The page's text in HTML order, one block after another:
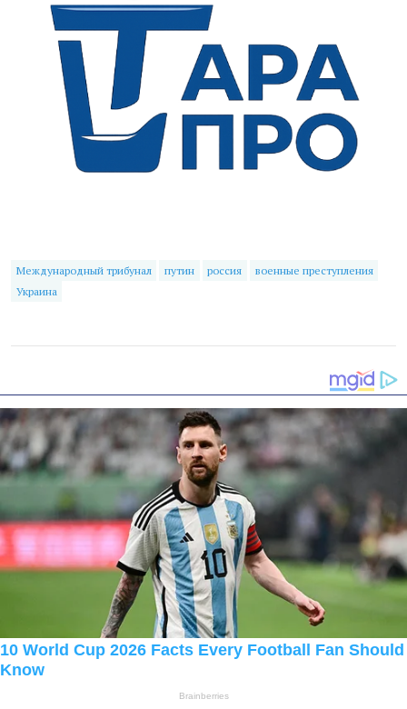
Международный трибунал путин россия
военные преступления
Украина